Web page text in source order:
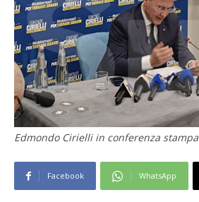
Edmondo Cirielli in conferenza stampa
Facebook WhatsApp